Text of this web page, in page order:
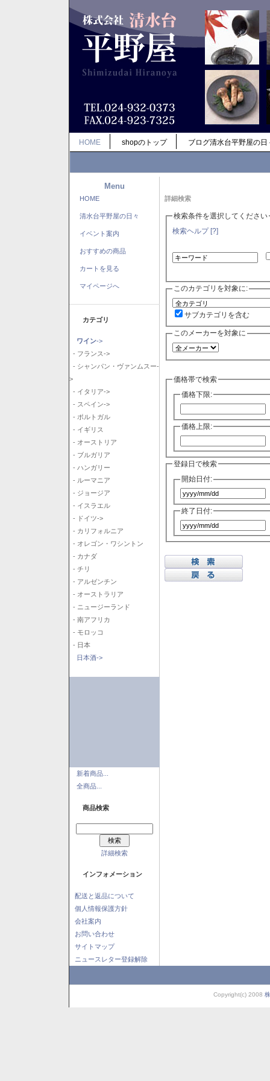
HOME shopのトップ ブログ清水台平野屋の日
Menu
HOME
清水台平野屋の日々
イベント案内
おすすめの商品
カートを見る
マイページへ
カテゴリ
ワイン->
- フランス->
- シャンパン・ヴァンムスー-
>
- イタリア->
- スペイン->
- ポルトガル
- イギリス
- オーストリア
- ブルガリア
- ハンガリー
- ルーマニア
- ジョージア
- イスラエル
- ドイツ->
- カリフォルニア
- オレゴン・ワシントン
- カナダ
- チリ
- アルゼンチン
- オーストラリア
- ニュージーランド
- 南アフリカ
- モロッコ
- 日本
日本酒->
新着商品...
全商品...
商品検索
詳細検索
インフォメーション
配送と返品について
個人情報保護方針
会社案内
お問い合わせ
サイトマップ
ニュースレター登録解除
詳細検索
検索条件を選択してください
検索ヘルプ [?]
このカテゴリを対象に:
サブカテゴリを含む
このメーカーを対象に
価格帯で検索
価格下限:
価格上限:
登録日で検索
開始日付:
終了日付:
Copyright(c) 2008